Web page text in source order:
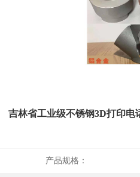
吉林省工业级不锈钢3D打印电
产品规格：